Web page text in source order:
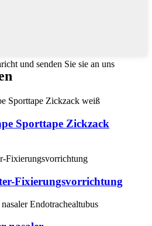
und senden Sie sie an uns
Sporttape Zickzack
Fixierungsvorrichtung